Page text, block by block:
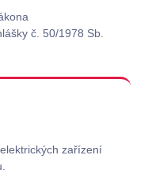
č. 50/1978 Sb.
zařízení